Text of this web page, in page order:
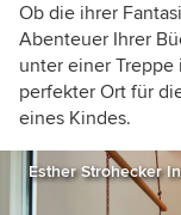
Ob die ihrer
Abenteuer Ihrer
unter einer Treppe
perfekter Ort für
eines Kindes.
Esther Strohecker